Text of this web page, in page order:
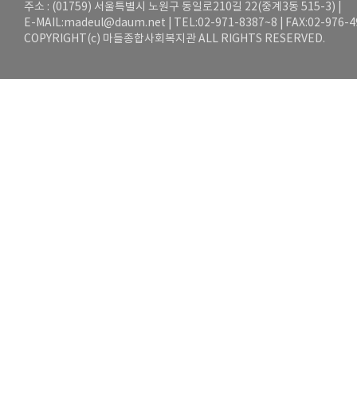
주소 : (01759) 서울특별시 노원구 동일로210길 22(중계3동 515-3) |
E-MAIL:madeul@daum.net | TEL:02-971-8387~8 | FAX:02-976-
COPYRIGHT(c) 마들종합사회복지관 ALL RIGHTS RESERVED.